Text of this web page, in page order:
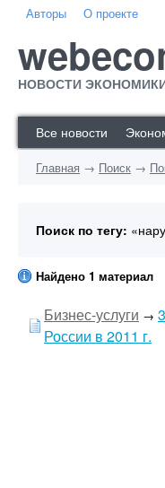
Авторы О проекте
НОВОСТИ
Все новости
Главная → Поиск →
Поиск по тегу:
Найдено 1 материал
Бизнес-услуги →
России в 2011 г.